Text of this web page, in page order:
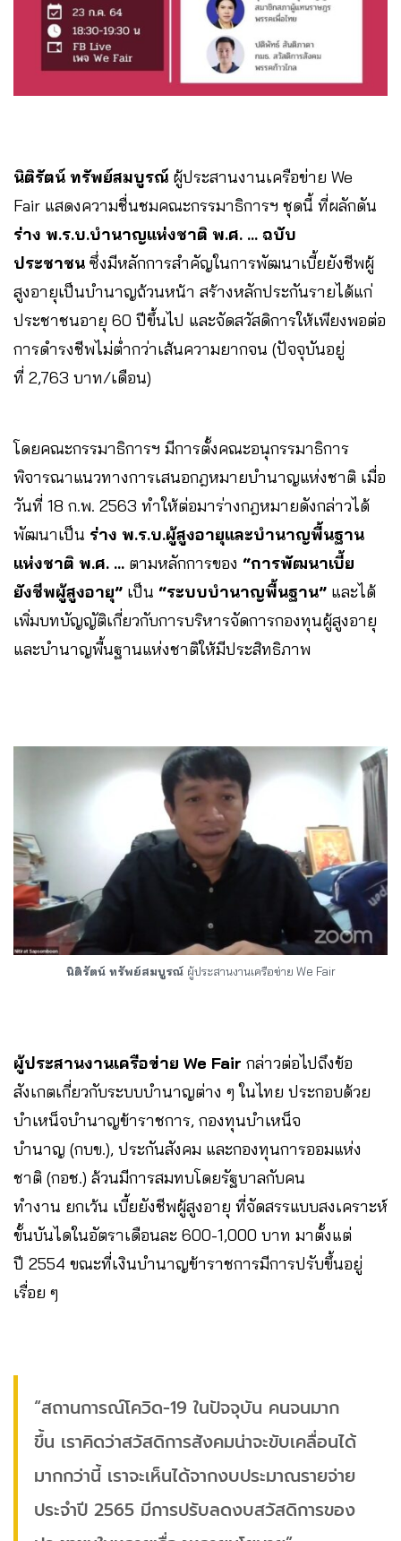
นิติรัตน์ ทรัพย์สมบูรณ์ ผู้ประสานงานเครือข่าย We
Fair แสดงความชื่นชมคณะกรรมาธิการฯ ชุดนี้ ที่ผลักดัน
ร่าง พ.ร.บ.บำนาญแห่งชาติ พ.ศ. … ฉบับ
ประชาชน ซึ่งมีหลักการสำคัญในการพัฒนาเบี้ยยังชีพผู้
สูงอายุเป็นบำนาญถ้วนหน้า สร้างหลักประกันรายได้แก่
ประชาชนอายุ 60 ปีขึ้นไป และจัดสวัสดิการให้เพียงพอต่อ
การดำรงชีพไม่ต่ำกว่าเส้นความยากจน (ปัจจุบันอยู่
ที่ 2,763 บาท/เดือน)
โดยคณะกรรมาธิการฯ มีการตั้งคณะอนุกรรมาธิการ
พิจารณาแนวทางการเสนอกฎหมายบำนาญแห่งชาติ เมื่อ
วันที่ 18 ก.พ. 2563 ทำให้ต่อมาร่างกฎหมายดังกล่าวได้
พัฒนาเป็น ร่าง พ.ร.บ.ผู้สูงอายุและบำนาญพื้นฐาน
แห่งชาติ พ.ศ. … ตามหลักการของ “การพัฒนาเบี้ย
ยังชีพผู้สูงอายุ” เป็น “ระบบบำนาญพื้นฐาน” และได้
เพิ่มบทบัญญัติเกี่ยวกับการบริหารจัดการกองทุนผู้สูงอายุ
และบำนาญพื้นฐานแห่งชาติให้มีประสิทธิภาพ
นิติรัตน์ ทรัพย์สมบูรณ์ ผู้ประสานงานเครือข่าย We Fair
ผู้ประสานงานเครือข่าย We Fair กล่าวต่อไปถึงข้อ
สังเกตเกี่ยวกับระบบบำนาญต่าง ๆ ในไทย ประกอบด้วย
บำเหน็จบำนาญข้าราชการ, กองทุนบำเหน็จ
บำนาญ (กบข.), ประกันสังคม และกองทุนการออมแห่ง
ชาติ (กอช.) ล้วนมีการสมทบโดยรัฐบาลกับคน
ทำงาน ยกเว้น เบี้ยยังชีพผู้สูงอายุ ที่จัดสรรแบบสงเคราะห์
ขั้นบันไดในอัตราเดือนละ 600-1,000 บาท มาตั้งแต่
ปี 2554 ขณะที่เงินบำนาญข้าราชการมีการปรับขึ้นอยู่
เรื่อย ๆ
“สถานการณ์โควิด-19 ในปัจจุบัน คนจนมาก
ขึ้น เราคิดว่าสวัสดิการสังคมน่าจะขับเคลื่อนได้
มากกว่านี้ เราจะเห็นได้จากงบประมาณรายจ่าย
ประจำปี 2565 มีการปรับลดงบสวัสดิการของ